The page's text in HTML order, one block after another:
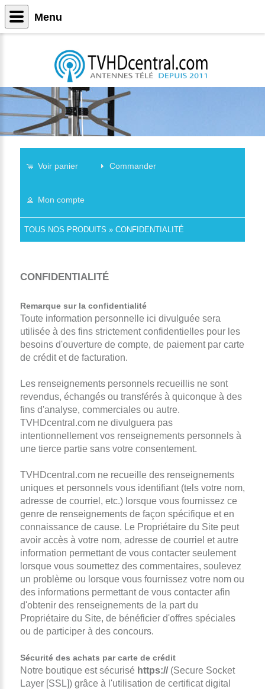
Voir panier Commander
Mon compte
TOUS NOS PRODUITS » CONFIDENTIALITÉ
CONFIDENTIALITÉ
Remarque sur la confidentialité
Toute information personnelle ici divulguée sera
utilisée à des fins strictement confidentielles pour les
besoins d'ouverture de compte, de paiement par carte
de crédit et de facturation.
Les renseignements personnels recueillis ne sont
revendus, échangés ou transférés à quiconque à des
fins d'analyse, commerciales ou autre.
TVHDcentral.com ne divulguera pas
intentionnellement vos renseignements personnels à
une tierce partie sans votre consentement.
TVHDcentral.com ne recueille des renseignements
uniques et personnels vous identifiant (tels votre nom,
adresse de courriel, etc.) lorsque vous fournissez ce
genre de renseignements de façon spécifique et en
connaissance de cause. Le Propriétaire du Site peut
avoir accès à votre nom, adresse de courriel et autre
information permettant de vous contacter seulement
lorsque vous soumettez des commentaires, soulevez
un problème ou lorsque vous fournissez votre nom ou
des informations permettant de vous contacter afin
d'obtenir des renseignements de la part du
Propriétaire du Site, de bénéficier d'offres spéciales
ou de participer à des concours.
Sécurité des achats par carte de crédit
Notre boutique est sécurisé https://(Secure Socket
Layer [SSL]) grâce à l'utilisation de certificat digital
Menu